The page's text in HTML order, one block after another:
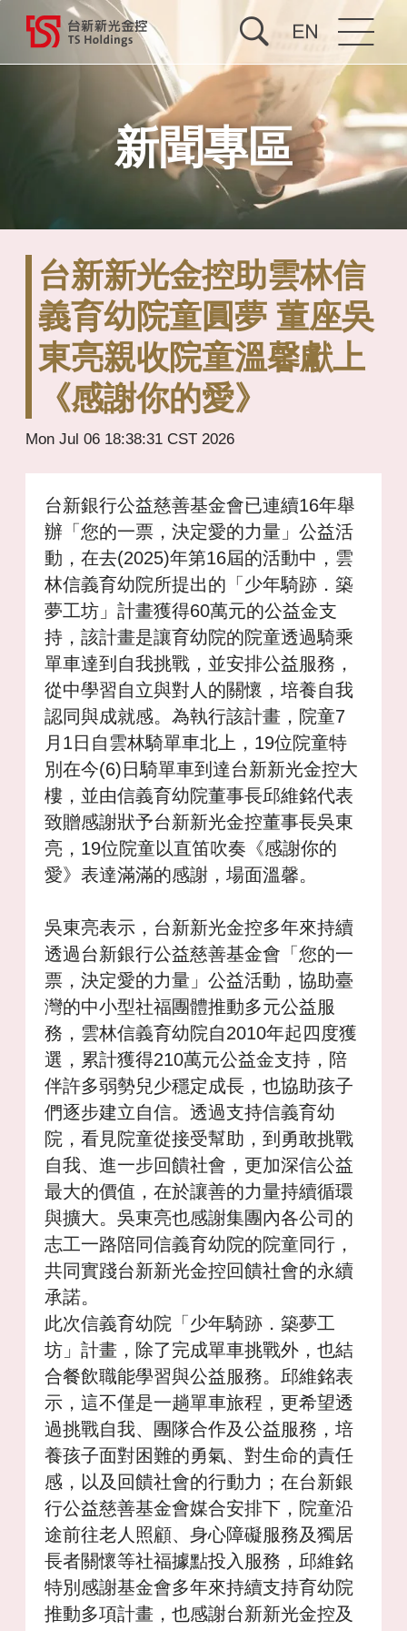
關於台新新光
投資人關係
公司治理
企業永續
最新消息
人才招募
合併專區
新聞專區
台新新光金控助雲林信
義育幼院童圓夢 董座吳
東亮親收院童溫馨獻上
《感謝你的愛》
Mon Jul 06 18:38:31 CST 2026
台新銀行公益慈善基金會已連續16年舉
辦「您的一票，決定愛的力量」公益活
動，在去(2025)年第16屆的活動中，雲
林信義育幼院所提出的「少年騎跡．築
夢工坊」計畫獲得60萬元的公益金支
持，該計畫是讓育幼院的院童透過騎乘
單車達到自我挑戰，並安排公益服務，
從中學習自立與對人的關懷，培養自我
認同與成就感。為執行該計畫，院童7
月 1 日自雲林騎單車北上， 19位院童特
別在今(6) 日騎單車到達台新新光金控大
樓，並由信義育幼院董事長邱維銘代表
致贈感謝狀予台新新光金控董事長吳東
亮， 19位院童以直笛吹奏《感謝你的
愛》表達滿滿的感謝，場面溫馨。
吳東亮表示，台新新光金控多年來持續
透過台新銀行公益慈善基金會「您的一
票，決定愛的力量」公益活動，協助臺
灣的中小型社福團體推動多元公益服
務，雲林信義育幼院自2010年起四度獲
選，累計獲得210萬元公益金支持，陪
伴許多弱勢兒少穩定成長，也協助孩子
們逐步建立自信。透過支持信義育幼
院，看見院童從接受幫助，到勇敢挑戰
自我、進一步回饋社會，更加深信公益
最大的價值，在於讓善的力量持續循環
與擴大。吳東亮也感謝集團內各公司的
志工一路陪同信義育幼院的院童同行，
共同實踐台新新光金控回饋社會的永續
承諾。
此次信義育幼院「少年騎跡．築夢工
坊」計畫，除了完成單車挑戰外，也結
合餐飲職能學習與公益服務。邱維銘表
示，這不僅是一趟單車旅程，更希望透
過挑戰自我、團隊合作及公益服務，培
養孩子面對困難的勇氣、對生命的責任
感，以及回饋社會的行動力；在台新銀
行公益慈善基金會媒合安排下，院童沿
途前往老人照顧、身心障礙服務及獨居
長者關懷等社福據點投入服務，邱維銘
特別感謝基金會多年來持續支持育幼院
推動多項計畫，也感謝台新新光金控及